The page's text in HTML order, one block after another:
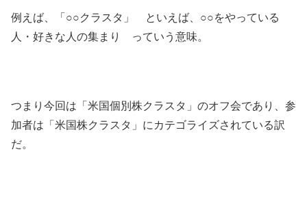
例えば、「○○クラスタ」 といえば、○○をやっている
人・好きな人の集まり っていう意味。
つまり今回は「米国個別株クラスタ」のオフ会であり、参
加者は「米国株クラスタ」にカテゴライズされている訳
だ。